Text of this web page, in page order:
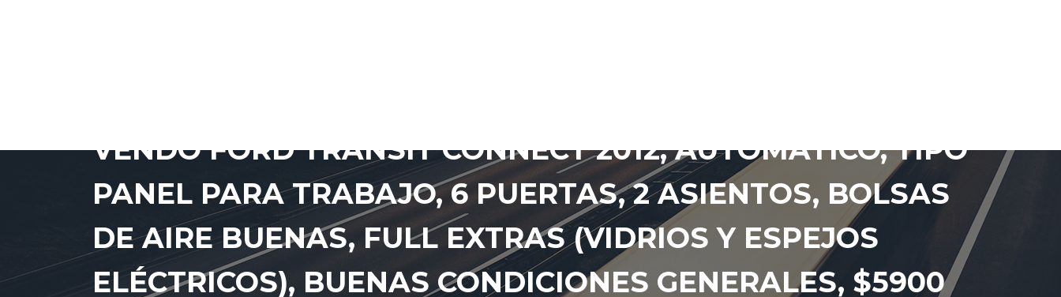
VENDO FORD TRANSIT CONNECT 2012, AUTOMÁTICO, TIPO
PANEL PARA TRABAJO, 6 PUERTAS, 2 ASIENTOS, BOLSAS
DE AIRE BUENAS, FULL EXTRAS (VIDRIOS Y ESPEJOS
ELÉCTRICOS), BUENAS CONDICIONES GENERALES, $5900